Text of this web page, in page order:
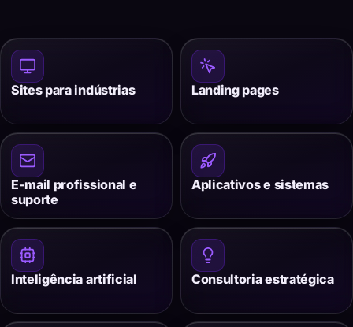
Sites para indústrias Landing pages
E-mail profissional e
suporte
Aplicativos e sistemas
Inteligência artificial Consultoria estratégica